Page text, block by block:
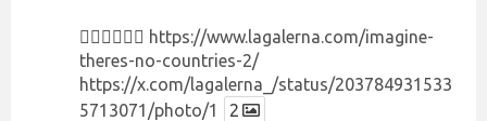
👉🏻👉🏻👉🏻 https://www.lagalerna.com/imagine-
theres-no-countries-2/
https://x.com/lagalerna_/status/203784931533
5713071/photo/1
2